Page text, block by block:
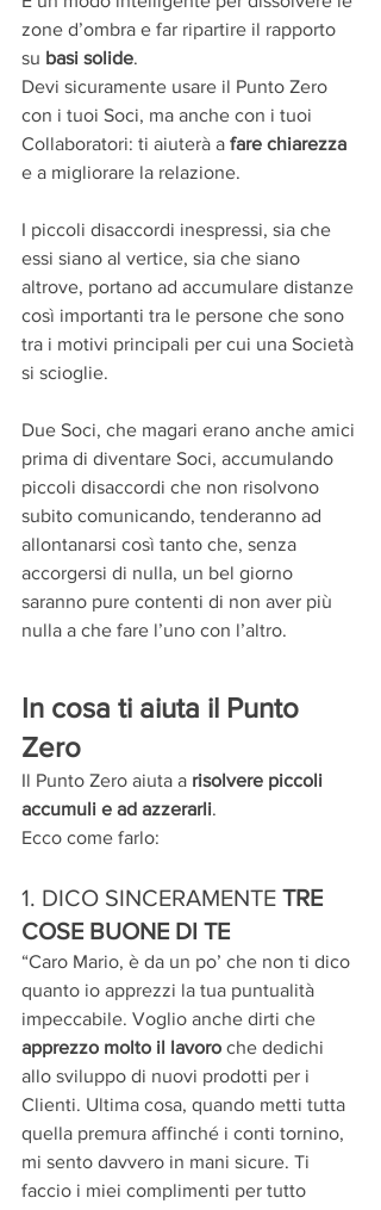
zone d’ombra e far ripartire il rapporto
su basi solide.
Devi sicuramente usare il Punto Zero
con i tuoi Soci, ma anche con i tuoi
Collaboratori: ti aiuterà a fare chiarezza
e a migliorare la relazione.
I piccoli disaccordi inespressi, sia che
essi siano al vertice, sia che siano
altrove, portano ad accumulare distanze
così importanti tra le persone che sono
tra i motivi principali per cui una Società
si scioglie.
Due Soci, che magari erano anche amici
prima di diventare Soci, accumulando
piccoli disaccordi che non risolvono
subito comunicando, tenderanno ad
allontanarsi così tanto che, senza
accorgersi di nulla, un bel giorno
saranno pure contenti di non aver più
nulla a che fare l’uno con l’altro.
In cosa ti aiuta il Punto
Zero
Il Punto Zero aiuta a risolvere piccoli
accumuli e ad azzerarli.
Ecco come farlo:
1. DICO SINCERAMENTE TRE
COSE BUONE DI TE
“Caro Mario, è da un po’ che non ti dico
quanto io apprezzi la tua puntualità
impeccabile. Voglio anche dirti che
apprezzo molto il lavoro che dedichi
allo sviluppo di nuovi prodotti per i
Clienti. Ultima cosa, quando metti tutta
quella premura affinché i conti tornino,
mi sento davvero in mani sicure. Ti
faccio i miei complimenti per tutto